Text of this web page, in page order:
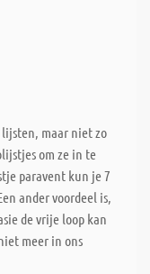
lijsten, maar niet zo
om ze in te
paravent kun je 7
ander voordeel is,
de vrije loop kan
meer in ons